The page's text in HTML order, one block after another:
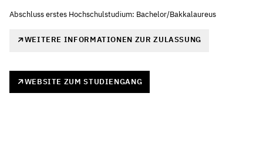
Abschluss erstes Hochschulstudium: Bachelor/Bakkalaureus
WEITERE INFORMATIONEN ZUR ZULASSUNG
WEBSITE ZUM STUDIENGANG